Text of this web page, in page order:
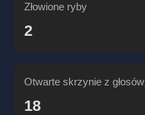
Złowione ryby
2
Otwarte skrzynie z głosów
18